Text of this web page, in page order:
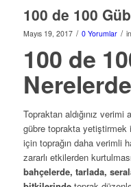
100 de 100
Mayıs 19, 2017 / 0 Yorumlar / in
100 de
Topraktan aldığınız
gübre toprakta yetiştirmek
için toprağın daha verimli
zararlı etkilerden
bahçelerde, tarlada,